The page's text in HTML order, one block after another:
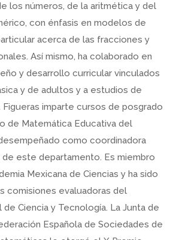
los números, de la aritmética y del
con énfasis en modelos de
acerca de las fracciones y
Así mismo, ha colaborado en
y desarrollo curricular vinculados
y de adultos y a estudios de
Figueras imparte cursos de posgrado
de Matemática Educativa del
como coordinadora
este departamento. Es miembro
Mexicana de Ciencias y ha sido
comisiones evaluadoras del
de Ciencia y Tecnología. La Junta de
Española de Sociedades de